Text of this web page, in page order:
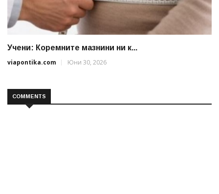
Учени: Коремните мазнини ни к...
viapontika.com
Юни 30, 2026
COMMENTS